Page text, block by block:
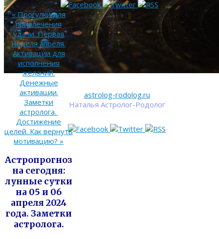
astrolog-rodolog.ru
Наталья Астролог-Родолог
«Прогулки для
привлечения
удачи. Первая
неделя апреля.
Активации для
исполнения
желаний.
Денежные
активации.
Заметки
астролога.
Достижение
целей. Как вернуть
мотивацию? »
Астропрогноз
на сегодня:
лунные сутки
на 05 и 06
апреля 2024
года. Заметки
астролога.